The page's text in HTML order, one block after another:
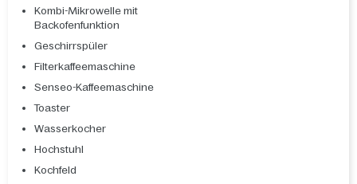
Kombi-Mikrowelle mit
Backofenfunktion
Geschirrspüler
Filterkaffeemaschine
Senseo-Kaffeemaschine
Toaster
Wasserkocher
Hochstuhl
Kochfeld